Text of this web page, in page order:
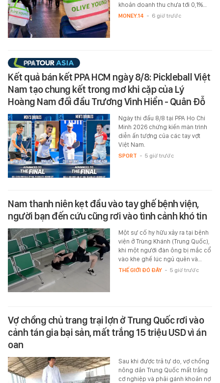
khoản doanh thu chưa tới 0,1%…
MONEY.14 - 6 giờ trước
Kết quả bán kết PPA HCM ngày 8/8: Pickleball Việt
Nam tạo chung kết trong mơ khi cặp của Lý
Hoàng Nam đối đầu Trương Vinh Hiển - Quân Đỗ
Ngày thi đấu 8/8 tại PPA Ho Chi
Minh 2026 chứng kiến màn trình
diễn ấn tượng của các tay vợt
Việt Nam.
SPORT - 5 giờ trước
Nam thanh niên kẹt đầu vào tay ghế bệnh viện,
người bạn đến cứu cũng rơi vào tình cảnh khó tin
Một sự cố hy hữu xảy ra tại bệnh
viện ở Trùng Khánh (Trung Quốc),
khi một người đàn ông bị mắc cổ
vào khe ghế lúc ngủ quên và…
THẾ GIỚI ĐÓ ĐÂY - 5 giờ trước
Vợ chồng chủ trang trại lợn ở Trung Quốc rơi vào
cảnh tán gia bại sản, mất trắng 15 triệu USD vì án
oan
Sau khi được trả tự do, vợ chồng
nông dân Trung Quốc mất trắng
cơ nghiệp và phải gánh khoản nợ